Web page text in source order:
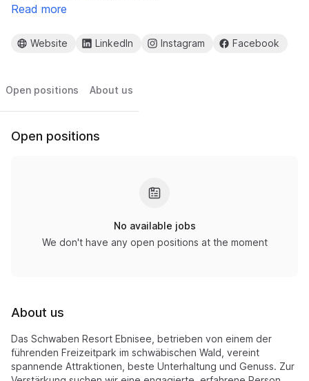
Read more
Website LinkedIn Instagram Facebook
Open positions About us
Open positions
No available jobs
We don't have any open positions at the moment
About us
Das Schwaben Resort Ebnisee, betrieben von einem der
führenden Freizeitpark im schwäbischen Wald, vereint
spannende Attraktionen, beste Unterhaltung und Genuss. Zur